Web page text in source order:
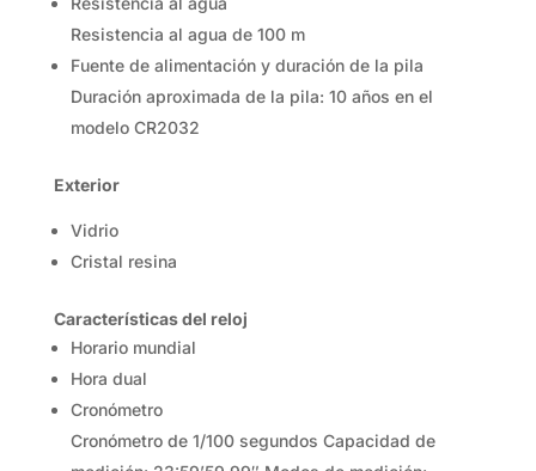
Resistencia al agua de 100 m
Fuente de alimentación y duración de la pila
Duración aproximada de la pila: 10 años en el
modelo CR2032
Exterior
Vidrio
Cristal resina
Características del reloj
Horario mundial
Hora dual
Cronómetro
Cronómetro de 1/100 segundos Capacidad de